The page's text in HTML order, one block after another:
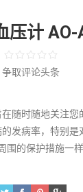
压计 AO-
争取评论头条
随时随地关注您
发病率，特别是
围的保护措施一样